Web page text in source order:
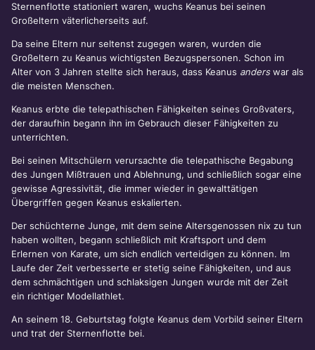
Sternenflotte stationiert waren, wuchs Keanus bei seinen
Großeltern väterlicherseits auf.
Da seine Eltern nur seltenst zugegen waren, wurden die
Großeltern zu Keanus wichtigsten Bezugspersonen. Schon im
Alter von 3 Jahren stellte sich heraus, dass Keanus anderswar als
die meisten Menschen.
Keanus erbte die telepathischen Fähigkeiten seines Großvaters,
der daraufhin begann ihn im Gebrauch dieser Fähigkeiten zu
unterrichten.
Bei seinen Mitschülern verursachte die telepathische Begabung
des Jungen Mißtrauen und Ablehnung, und schließlich sogar eine
gewisse Agressivität, die immer wieder in gewalttätigen
Übergriffen gegen Keanus eskalierten.
Der schüchterne Junge, mit dem seine Altersgenossen nix zu tun
haben wollten, begann schließlich mit Kraftsport und dem
Erlernen von Karate, um sich endlich verteidigen zu können. Im
Laufe der Zeit verbesserte er stetig seine Fähigkeiten, und aus
dem schmächtigen und schlaksigen Jungen wurde mit der Zeit
ein richtiger Modellathlet.
An seinem 18. Geburtstag folgte Keanus dem Vorbild seiner Eltern
und trat der Sternenflotte bei.